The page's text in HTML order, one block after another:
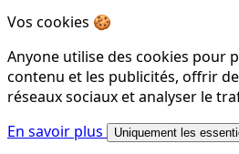
Vos cookies 🍪
Anyone utilise des cookies pour
contenu et les publicités, offrir
réseaux sociaux et analyser le
En savoir plus
Uniquement les